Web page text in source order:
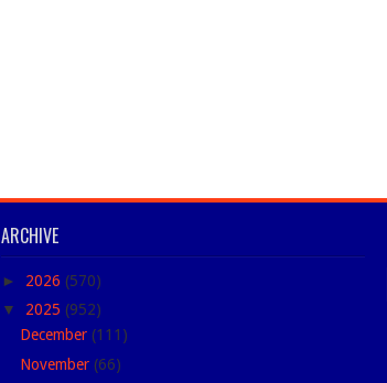
ARCHIVE
► 2026 (570)
▼ 2025 (952)
December (111)
November (66)